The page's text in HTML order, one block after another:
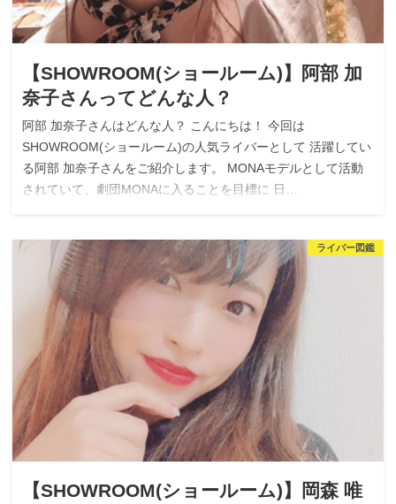
【SHOWROOM(ショールーム)】阿部 加
奈子さんってどんな人？
阿部 加奈子さんはどんな人？ こんにちは！ 今回は
SHOWROOM(ショールーム)の人気ライバーとして 活躍してい
る阿部 加奈子さんをご紹介します。 MONAモデルとして活動
されていて、劇団MONAに入ることを目標に 日…
ライバー図鑑
【SHOWROOM(ショールーム)】岡森 唯